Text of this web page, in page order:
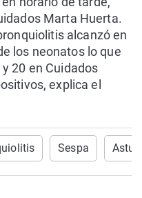
Marta Huerta.
alcanzó en
los neonatos lo que
20 en Cuidados
explica el
Sespa